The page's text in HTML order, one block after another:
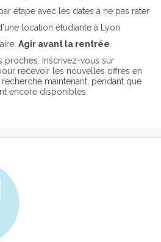
étape avec les dates à ne pas rater
location étudiante à Lyon
Agir avant la rentrée
proches. Inscrivez-vous sur
recevoir les nouvelles offres en
maintenant, pendant que
encore disponibles.